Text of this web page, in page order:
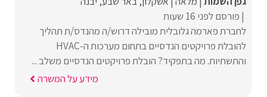
פורסם לפני 16 שעות
לחברת פארמה גלובלית מובילה דרוש/ה מהנדס/ת תהליך
להובלת פרויקטים הנדסיים בתחום מערכות ה-HVAC
והתשתיות. מה בתפקיד? הובלת פרויקטים הנדסיים משלב ...
מידע על המשרה